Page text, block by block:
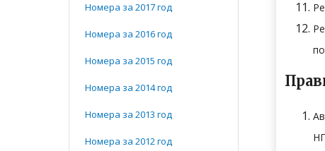
Номера за 2017 год
Номера за 2016 год
Номера за 2015 год
Номера за 2014 год
Номера за 2013 год
Номера за 2012 год